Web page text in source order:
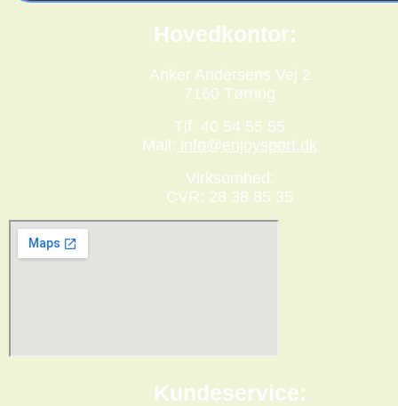
Hovedkontor:
Anker Andersens Vej 2
7160 Tørring
Tlf: 40 54 55 55
Mail: info@enjoysport.dk
Virksomhed:
CVR: 28 38 85 35
Kundeservice: